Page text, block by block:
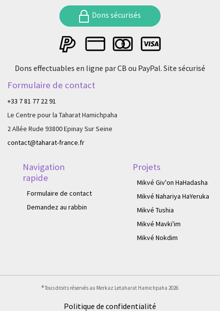
Navigation
rapide
Formulaire de contact
Demandez au rabbin
Projets
Mikvé Giv'on HaHadasha
Mikvé Nahariya HaYeruka
Mikvé Tushia
Mikvé Mavki'im
Mikvé Nokdim
Formulaire de contact
+33 7 81 77 22 91
Le Centre pour la Taharat Hamichpaha
2 Allée Rude 93800 Epinay Sur Seine
contact@taharat-france.fr
Dons sécurisés
Dons effectuables en ligne par CB ou PayPal. Site sécurisé
® Tous droits réservés au Merkaz Letaharat Hamichpaha 2026
Politique de confidentialité